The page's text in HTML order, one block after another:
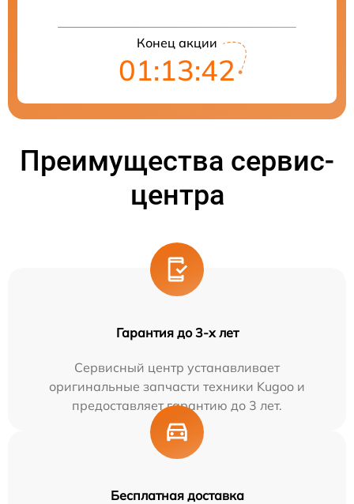
Конец акции
01:13:41
Преимущества сервис-
центра
Гарантия до 3-х лет
Сервисный центр устанавливает
оригинальные запчасти техники Kugoo и
предоставляет гарантию до 3 лет.
Бесплатная доставка